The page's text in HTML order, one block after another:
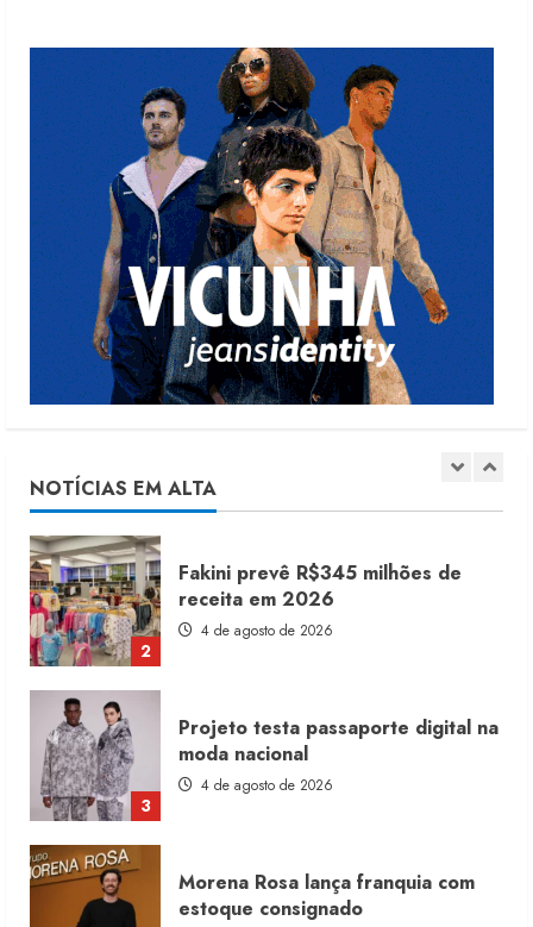
por
plus
size
NOTÍCIAS EM ALTA
5
Mercosul-UE prevê transição longa
para vestuário
3 de agosto de 2026
1
Renata Caixeta assume Movimento
Sou de Algodão
5 de agosto de 2026
2
4 de agosto de 2026
3
Projeto testa passaporte digital na
moda nacional
4 de agosto de 2026
4
Morena Rosa lança franquia com
estoque consignado
4 de agosto de 2026
Mercosul-UE prevê transição longa
para vestuário